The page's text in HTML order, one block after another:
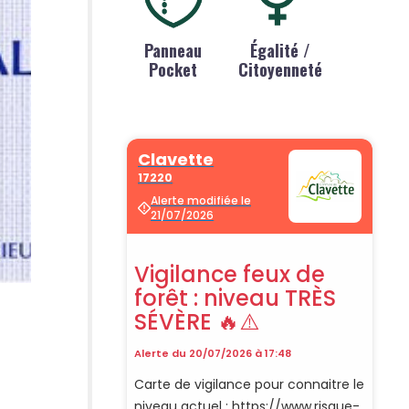
Panneau
Pocket
Égalité /
Citoyenneté